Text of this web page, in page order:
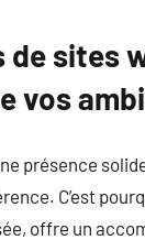
de sites
vos
présence
C’est
offre un